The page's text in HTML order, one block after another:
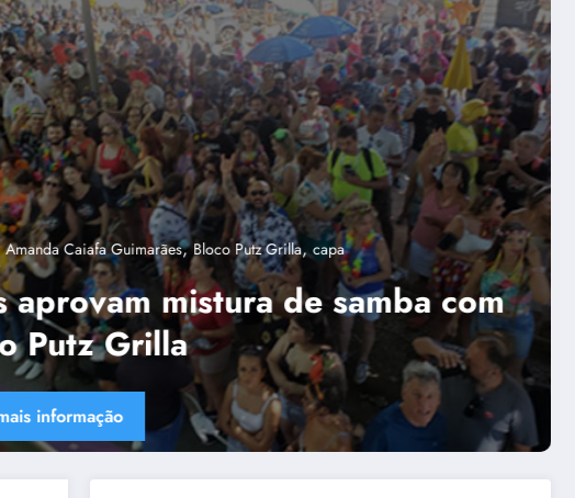
Capa “Tendências para Docência no Ensino Superior”, Ânima Educaçã
Plurais , capa ,Política de diversidade da Una e do UniBH,Rede Comunicação de
Tânia Chaves
Política de diversidade da Una e do
UniBH envolve 300 docentes e
coladores negros
Consulte mais informação